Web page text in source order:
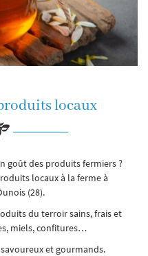
locaux
goût des produits fermiers ?
locaux à la ferme à
(28).
du terroir sains, frais et
miels, confitures…
et gourmands.